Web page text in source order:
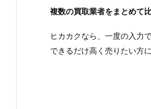
複数の買取業者をまとめて
ヒカカクなら、一度の入力
できるだけ高く売りたい方